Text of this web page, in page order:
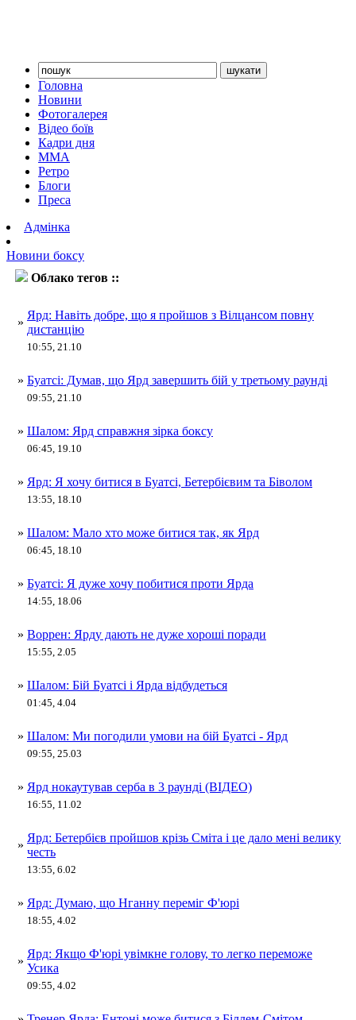
Головна
Новини
Фотогалерея
Відео боїв
Кадри дня
ММА
Ретро
Блоги
Преса
Адмінка
Новини боксу
Облако тегов ::
»
Ярд: Навіть добре, що я пройшов з Вілцансом повну
дистанцію
10:55, 21.10
» Буатсі: Думав, що Ярд завершить бій у третьому раунді
09:55, 21.10
» Шалом: Ярд справжня зірка боксу
06:45, 19.10
» Ярд: Я хочу битися в Буатсі, Бетербієвим та Біволом
13:55, 18.10
» Шалом: Мало хто може битися так, як Ярд
06:45, 18.10
» Буатсі: Я дуже хочу побитися проти Ярда
14:55, 18.06
» Воррен: Ярду дають не дуже хороші поради
15:55, 2.05
» Шалом: Бій Буатсі і Ярда відбудеться
01:45, 4.04
» Шалом: Ми погодили умови на бій Буатсі - Ярд
09:55, 25.03
» Ярд нокаутував серба в 3 раунді (ВІДЕО)
16:55, 11.02
»
Ярд: Бетербієв пройшов крізь Сміта і це дало мені велику
честь
13:55, 6.02
» Ярд: Думаю, що Нганну переміг Ф'юрі
18:55, 4.02
»
Ярд: Якщо Ф'юрі увімкне голову, то легко переможе
Усика
09:55, 4.02